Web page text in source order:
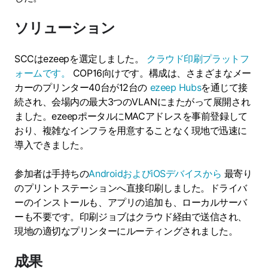
ソリューション
SCCはezeepを選定しました。 クラウド印刷プラットフ
ォームです。
COP16向けです。構成は、さまざまなメー
カーのプリンター40台が12台の ezeep Hubsを通じて接
続され、会場内の最大3つのVLANにまたがって展開され
ました。ezeepポータルにMACアドレスを事前登録して
おり、複雑なインフラを用意することなく現地で迅速に
導入できました。
参加者は手持ちのAndroidおよびiOSデバイスから 最寄り
のプリントステーションへ直接印刷しました。ドライバ
ーのインストールも、アプリの追加も、ローカルサーバ
ーも不要です。印刷ジョブはクラウド経由で送信され、
現地の適切なプリンターにルーティングされました。
成果